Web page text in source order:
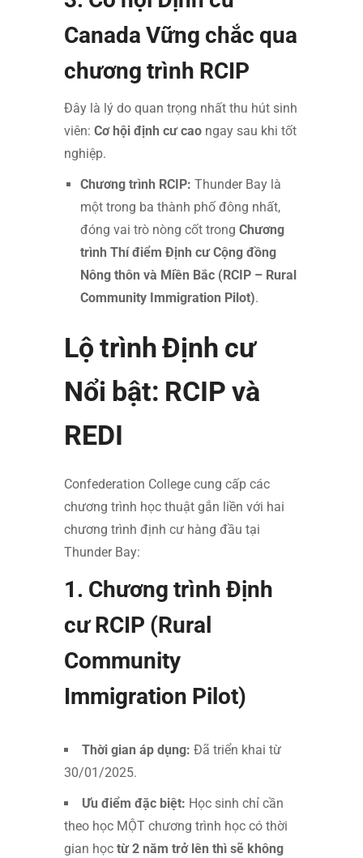
Canada Vững chắc qua
chương trình RCIP
Đây là lý do quan trọng nhất thu hút sinh
viên: Cơ hội định cư cao ngay sau khi tốt
nghiệp.
Chương trình RCIP: Thunder Bay là
một trong ba thành phố đông nhất,
đóng vai trò nòng cốt trong Chương
trình Thí điểm Định cư Cộng đồng
Nông thôn và Miền Bắc (RCIP – Rural
Community Immigration Pilot).
Lộ trình Định cư
Nổi bật: RCIP và
REDI
Confederation College cung cấp các
chương trình học thuật gắn liền với hai
chương trình định cư hàng đầu tại
Thunder Bay:
1. Chương trình Định
cư RCIP (Rural
Community
Immigration Pilot)
Thời gian áp dụng: Đã triển khai từ
30/01/2025.
Ưu điểm đặc biệt: Học sinh chỉ cần
theo học MỘT chương trình học có thời
gian học từ 2 năm trở lên thì sẽ không